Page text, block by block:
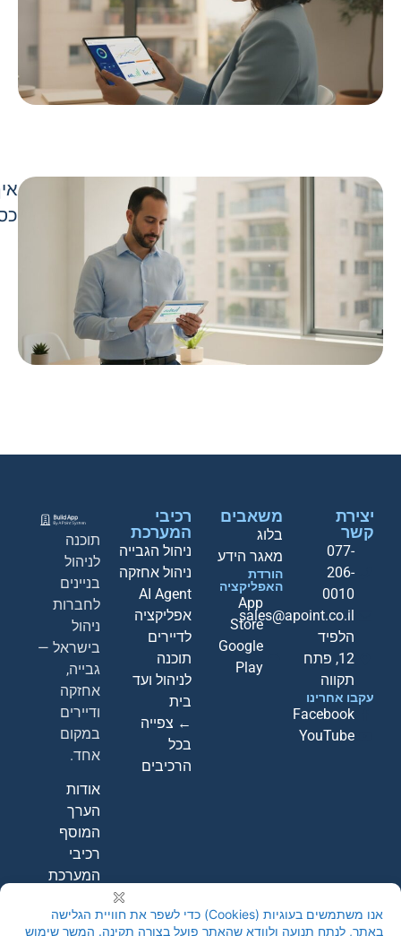
תוכנה
לניהול
בניינים
לחברות
ניהול
בישראל —
גבייה,
אחזקה
ודיירים
במקום
אחד.
אודות
הערך
המוסף
רכיבי
המערכת
הדגמה
רכיבי
המערכת
ניהול הגבייה
ניהול אחזקה
AI Agent
אפליקציה
לדיירים
תוכנה
לניהול ועד
בית
← צפייה
בכל
הרכיבים
משאבים
בלוג
מאגר הידע
הורדת
האפליקציה
App
Store
Google
Play
יצירת
קשר
077-
206-
0010
sales@apoint.co.il
הלפיד
12, פתח
תקווה
עקבו אחרינו
Facebook
YouTube